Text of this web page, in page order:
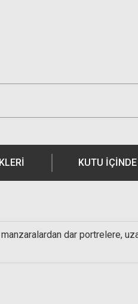
KUTU İÇİNDE
dar portrelere,